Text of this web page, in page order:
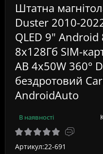
Штатна
Duster 2010-
QLED 9"
8x128Гб SIM-
AB 4x50W 360°
бездротовий
AndroidAuto
В наявності
Артикул:22-691